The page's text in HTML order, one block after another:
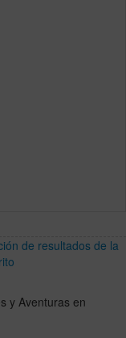
de resultados de la
y Aventuras en